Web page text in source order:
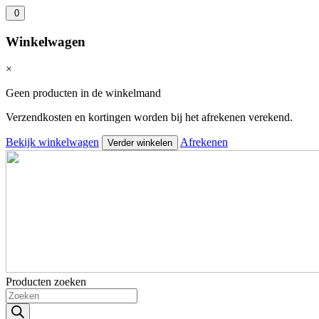
0
Winkelwagen
×
Geen producten in de winkelmand
Verzendkosten en kortingen worden bij het afrekenen verekend.
Bekijk winkelwagen Verder winkelen Afrekenen
Producten zoeken